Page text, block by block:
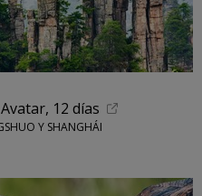
12 días
Y SHANGHÁI